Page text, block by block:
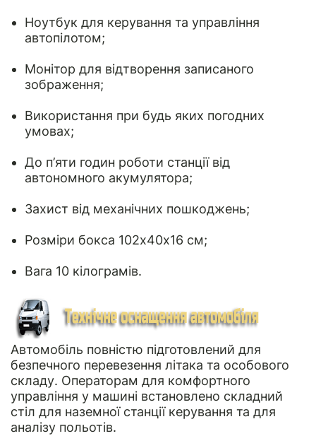
Ноутбук для керування та управління
автопілотом;
Монітор для відтворення записаного
зображення;
Використання при будь яких погодних
умовах;
До п’яти годин роботи станції від
автономного акумулятора;
Захист від механічних пошкоджень;
Розміри бокса 102х40х16 см;
Вага 10 кілограмів.
Автомобіль повністю підготовлений для
безпечного перевезення літака та особового
складу. Операторам для комфортного
управління у машині встановлено складний
стіл для наземної станції керування та для
аналізу польотів.